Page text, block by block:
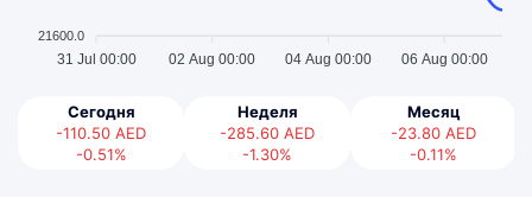
21600.0
31 Jul 00:00 02 Aug 00:00 04 Aug 00:00 06 Aug 00:00
Сегодня
-110.50 AED
-0.51%
Неделя
-285.60 AED
-1.30%
Месяц
-23.80 AED
-0.11%